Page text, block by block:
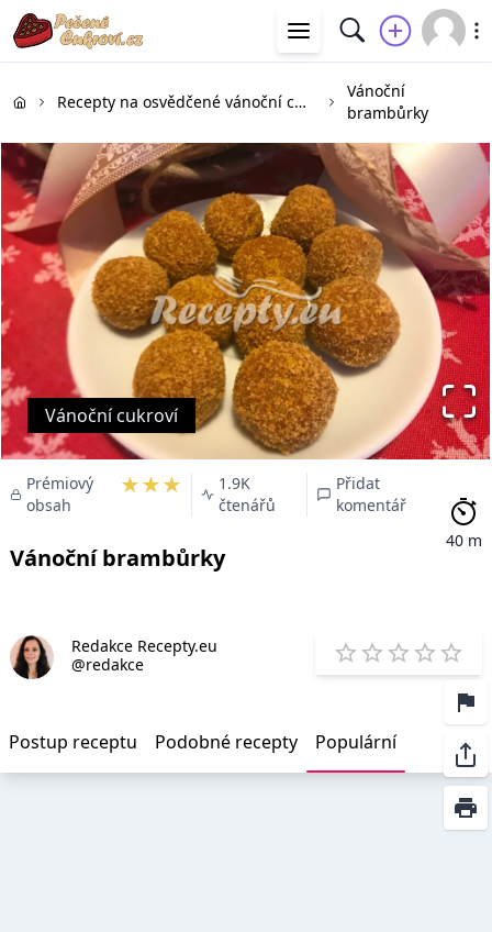
Recepty na osvědčené vánoční cukroví
Vánoční
brambůrky
Vánoční cukroví
Prémiový
obsah
★★★
1.9K
čtenářů
Přidat
komentář
Vánoční brambůrky
40 m
Redakce Recepty.eu
@redakce
1 Star
2 Stars
3 Stars
4 5
Postup receptu Podobné recepty Populární